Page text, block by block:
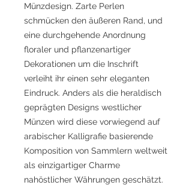
Münzdesign. Zarte Perlen
schmücken den äußeren Rand, und
eine durchgehende Anordnung
floraler und pflanzenartiger
Dekorationen um die Inschrift
verleiht ihr einen sehr eleganten
Eindruck. Anders als die heraldisch
geprägten Designs westlicher
Münzen wird diese vorwiegend auf
arabischer Kalligrafie basierende
Komposition von Sammlern weltweit
als einzigartiger Charme
nahöstlicher Währungen geschätzt.